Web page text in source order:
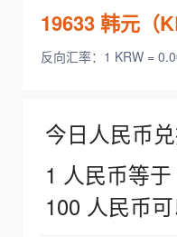
19633韩元（
反向汇率：1 KRW =
今日人民币
1 人民币等
100 人民币